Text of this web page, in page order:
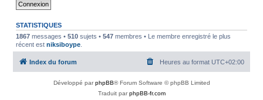
STATISTIQUES
1867messages • 510sujets • 547membres • Le membre enregistré le plus
récent est niksiboype.
Index du forum Heures au format UTC+02:00
Développé parphpBB® Forum Software © phpBB Limited
Traduit parphpBB-fr.com